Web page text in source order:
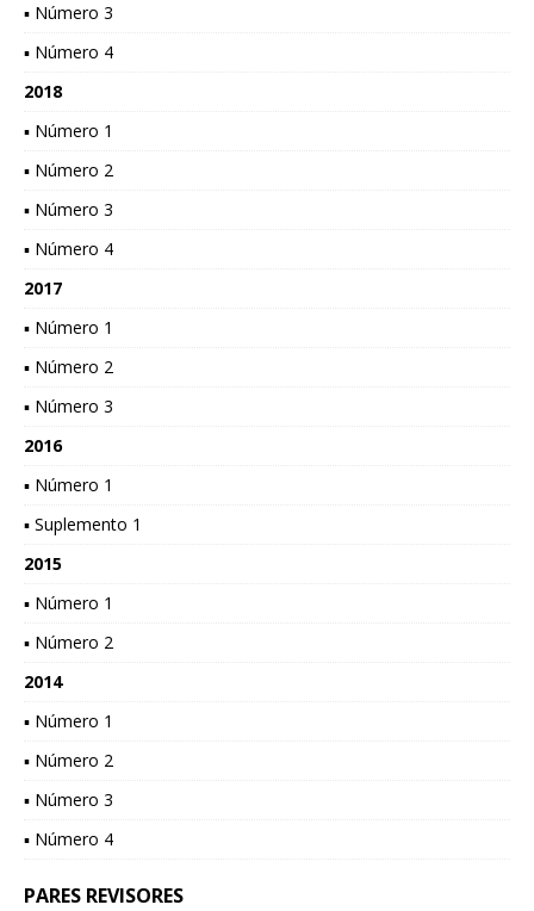
▪ Número 3
▪ Número 4
2018
▪ Número 1
▪ Número 2
▪ Número 3
▪ Número 4
2017
▪ Número 1
▪ Número 2
▪ Número 3
2016
▪ Número 1
▪ Suplemento 1
2015
▪ Número 1
▪ Número 2
2014
▪ Número 1
▪ Número 2
▪ Número 3
▪ Número 4
PARES REVISORES